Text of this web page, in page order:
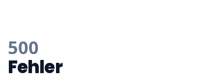
500
Fehler